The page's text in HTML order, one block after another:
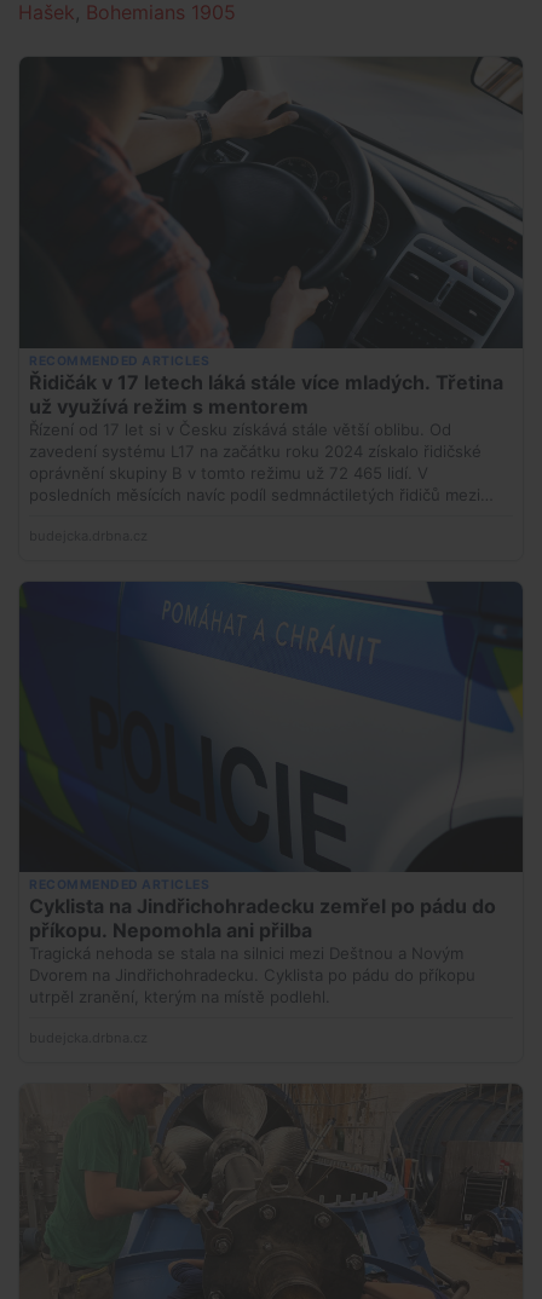
Hašek Bohemians 1905